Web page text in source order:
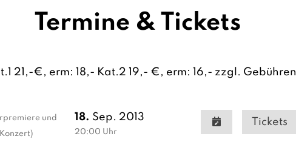
Termine & Tickets
21,-€, erm: 18,- Kat.2 19,- €, erm: 16,- zzgl. Gebühren
und
18. Sep. 2013
20:00 Uhr
Tickets